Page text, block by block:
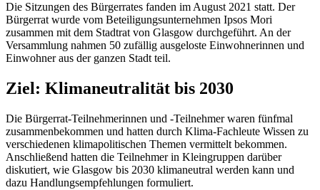
Die Sitzungen des Bürgerrates fanden im August 2021 statt. Der
Bürgerrat wurde vom Beteiligungsunternehmen Ipsos Mori
zusammen mit dem Stadtrat von Glasgow durchgeführt. An der
Versammlung nahmen 50 zufällig ausgeloste Einwohnerinnen und
Einwohner aus der ganzen Stadt teil.
Ziel: Klimaneutralität bis 2030
Die Bürgerrat-Teilnehmerinnen und -Teilnehmer waren fünfmal
zusammenbekommen und hatten durch Klima-Fachleute Wissen zu
verschiedenen klimapolitischen Themen vermittelt bekommen.
Anschließend hatten die Teilnehmer in Kleingruppen darüber
diskutiert, wie Glasgow bis 2030 klimaneutral werden kann und
dazu Handlungsempfehlungen formuliert.